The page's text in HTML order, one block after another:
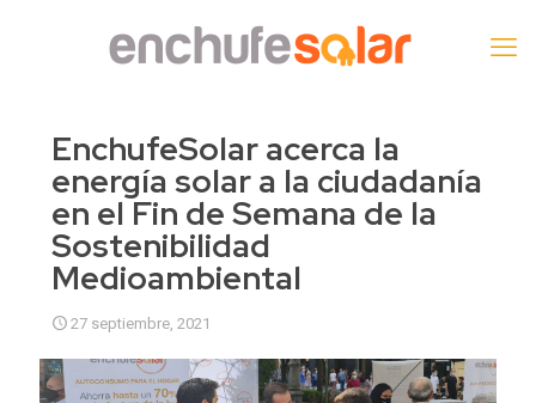
EnchufeSolar acerca la
energía solar a la ciudadanía
en el Fin de Semana de la
Sostenibilidad
Medioambiental
27 septiembre, 2021